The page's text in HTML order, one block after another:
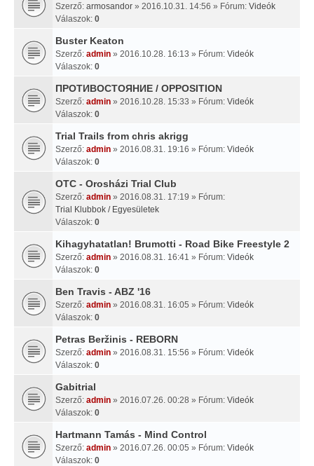
Szerző: armosandor » 2016.10.31. 14:56 » Fórum: Videók
Válaszok: 0
Buster Keaton
Szerző: admin » 2016.10.28. 16:13 » Fórum: Videók
Válaszok: 0
ПРОТИВОСТОЯНИЕ / OPPOSITION
Szerző: admin » 2016.10.28. 15:33 » Fórum: Videók
Válaszok: 0
Trial Trails from chris akrigg
Szerző: admin » 2016.08.31. 19:16 » Fórum: Videók
Válaszok: 0
OTC - Orosházi Trial Club
Szerző: admin » 2016.08.31. 17:19 » Fórum:
Trial Klubbok / Egyesületek
Válaszok: 0
Kihagyhatatlan! Brumotti - Road Bike Freestyle 2
Szerző: admin » 2016.08.31. 16:41 » Fórum: Videók
Válaszok: 0
Ben Travis - ABZ '16
Szerző: admin » 2016.08.31. 16:05 » Fórum: Videók
Válaszok: 0
Petras Beržinis - REBORN
Szerző: admin » 2016.08.31. 15:56 » Fórum: Videók
Válaszok: 0
Gabitrial
Szerző: admin » 2016.07.26. 00:28 » Fórum: Videók
Válaszok: 0
Hartmann Tamás - Mind Control
Szerző: admin » 2016.07.26. 00:05 » Fórum: Videók
Válaszok: 0